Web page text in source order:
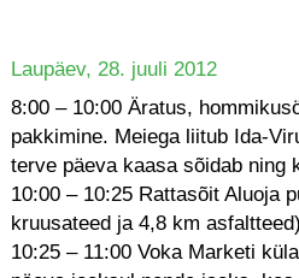
Laupäev, 28. juuli 2012
8:00 – 10:00 Äratus,
pakkimine. Meiega liitub Ida-
terve päeva kaasa sõidab ning
10:00 – 10:25 Rattasõit Aluoja
kruusateed ja 4,8 km
10:25 – 11:00 Voka Marketi